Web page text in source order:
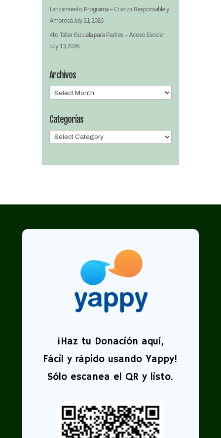
Lanzamiento Programa – Crianza Responsable y
AmorosaJuly 21, 2026
4to Taller Escuela para Padres – Acoso Escolar
July 13, 2026
Archivos
Archivos
Categorías
Categorías
¡Haz tu Donación aquí,
Fácil y rápido usando Yappy!
Sólo escanea el QR y listo.